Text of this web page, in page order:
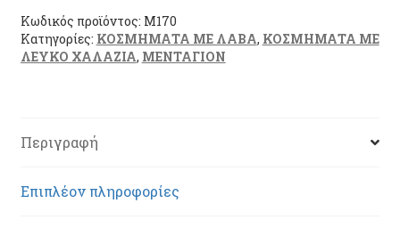
Κωδικός προϊόντος: M170
Κατηγορίες: ΚΟΣΜΗΜΑΤΑ ΜΕ ΛΑΒΑ, ΚΟΣΜΗΜΑΤΑ ΜΕ
ΛΕΥΚΟ ΧΑΛΑΖΙΑ, ΜΕΝΤΑΓΙΟΝ
Περιγραφή
Επιπλέον πληροφορίες